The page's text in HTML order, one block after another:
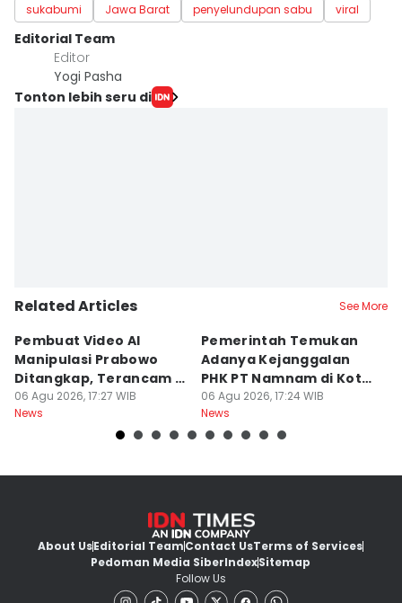
sukabumi Jawa Barat penyelundupan sabu viral
Editorial Team
Editor
Yogi Pasha
Tonton lebih seru di
Related Articles See More
Pembuat Video AI
Manipulasi Prabowo
Ditangkap, Terancam 12
Tahun Bui
06 Agu 2026, 17:27 WIB
News
Pemerintah Temukan
Adanya Kejanggalan
PHK PT Namnam di Kota
Cimahi
06 Agu 2026, 17:24 WIB
News
About UsEditorial TeamContact UsTerms of Services
Pedoman Media SiberIndexSitemap
Follow Us